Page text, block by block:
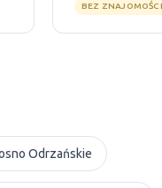
BEZ
Odrzańskie